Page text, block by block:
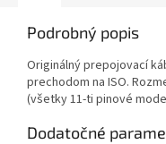
Podrobný popis
Originálný prepojovací
prechodom na ISO.
(všetky 11-ti pinové
Dodatočné